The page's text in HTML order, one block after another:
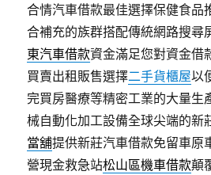
合情汽車借款最佳選擇保健食品
合補充的族群搭配傳統網路搜尋
東汽車借款資金滿足您對資金借
買賣出租販售選擇二手貨櫃屋以
完買房醫療等精密工業的大量生
械自動化加工設備全球尖端的新
當舖提供新莊汽車借款免留車原
營現金救急站松山區機車借款顛